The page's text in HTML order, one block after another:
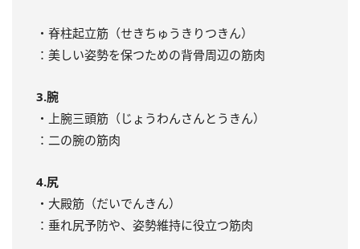
・脊柱起立筋（せきちゅうきりつきん）
：美しい姿勢を保つための背骨周辺の筋肉
3.腕
・上腕三頭筋（じょうわんさんとうきん）
：二の腕の筋肉
4.尻
・大殿筋（だいでんきん）
：垂れ尻予防や、姿勢維持に役立つ筋肉